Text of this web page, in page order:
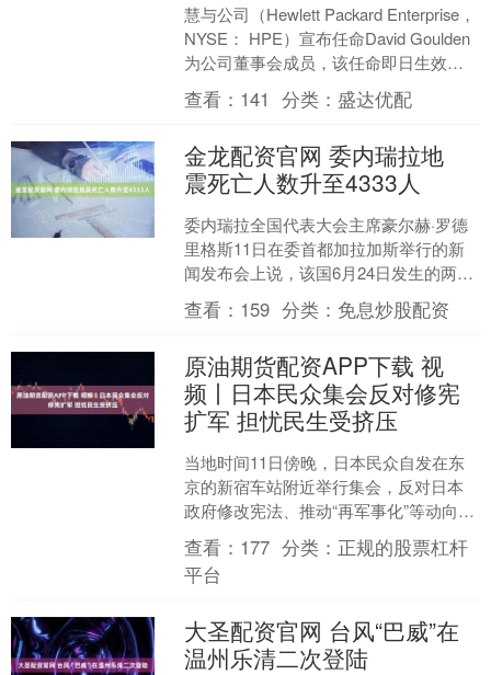
慧与公司（Hewlett Packard Enterprise，
NYSE： HPE）宣布任命David Goulden
为公司董事会成员，该任命即日生效。
Goul....
查看： 141 分类： 盛达优配
金龙配资官网 委内瑞拉地
震死亡人数升至4333人
委内瑞拉全国代表大会主席豪尔赫·罗德
里格斯11日在委首都加拉加斯举行的新
闻发布会上说，该国6月24日发生的两次
强震已造成4333人死亡、16740人受伤。
委官....
查看： 159 分类： 免息炒股配资
原油期货配资APP下载 视
频丨日本民众集会反对修宪
扩军 担忧民生受挤压
当地时间11日傍晚，日本民众自发在东
京的新宿车站附近举行集会，反对日本
政府修改宪法、推动“再军事化”等动向。
集会参加者：我们希望日本政府能够切
实为了和平而采取....
查看： 177 分类： 正规的股票杠杆
平台
大圣配资官网 台风“巴威”在
温州乐清二次登陆